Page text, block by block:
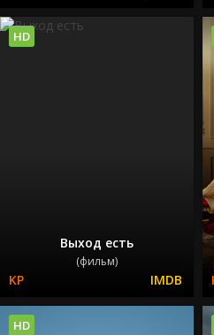
Выход есть
(фильм)
HD
HD